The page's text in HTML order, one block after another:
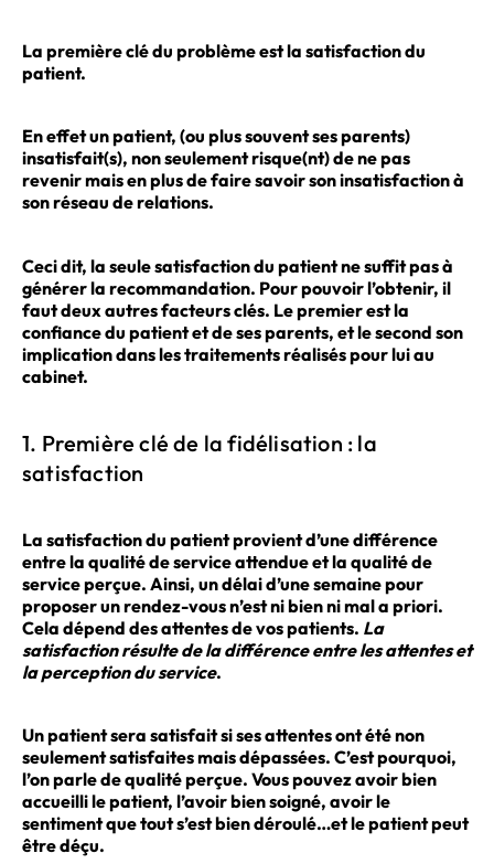
La première clé du problème est la satisfaction du
patient.
En effet un patient, (ou plus souvent ses parents)
insatisfait(s), non seulement risque(nt) de ne pas
revenir mais en plus de faire savoir son insatisfaction à
son réseau de relations.
Ceci dit, la seule satisfaction du patient ne suffit pas à
générer la recommandation. Pour pouvoir l’obtenir, il
faut deux autres facteurs clés. Le premier est la
confiance du patient et de ses parents, et le second son
implication dans les traitements réalisés pour lui au
cabinet.
1. Première clé de la fidélisation : la
satisfaction
La satisfaction du patient provient d’une différence
entre la qualité de service attendue et la qualité de
service perçue. Ainsi, un délai d’une semaine pour
proposer un rendez-vous n’est ni bien ni mal a priori.
Cela dépend des attentes de vos patients. La
satisfaction résulte de la différence entre les attentes et
la perception du service.
Un patient sera satisfait si ses attentes ont été non
seulement satisfaites mais dépassées. C’est pourquoi,
l’on parle de qualitéperçue. Vous pouvez avoir bien
accueilli le patient, l’avoir bien soigné, avoir le
sentiment que tout s’est bien déroulé…et le patient peut
être déçu.